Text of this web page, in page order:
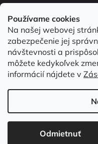
Používame cookies
Na našej webovej
zabezpečenie jej
návštevnosti a
môžete kedykoľvek
informácií nájdete v
Odmietnuť
Od roku 2016 pomáhame
chodidla. Nájdete nás aj v
Copyright 2026bububu.sk.